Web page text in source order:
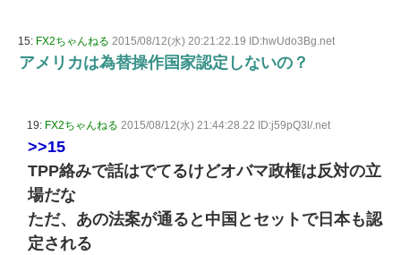
15: FX2ちゃんねる 2015/08/12(水) 20:21:22.19 ID:hwUdo3Bg.net
アメリカは為替操作国家認定しないの？
19: FX2ちゃんねる 2015/08/12(水) 21:44:28.22 ID:j59pQ3l/.net
>>15
TPP絡みで話はでてるけどオバマ政権は反対の立
場だな
ただ、あの法案が通ると中国とセットで日本も認
定される